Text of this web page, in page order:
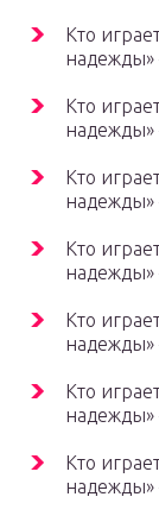
Кто
Кто
Кто
Кто
Кто
Кто
Кто